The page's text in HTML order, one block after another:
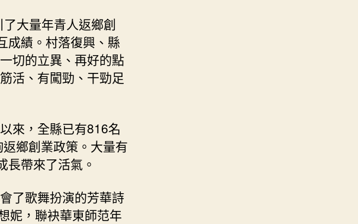
大量年青人返鄉創
成績。村落復興、縣
切的立異、再好的點
活、有闖勁、干勁足
來，全縣已有816名
鄉創業政策。大量有
長帶來了活氣。
了歌舞扮演的芳華詩
妮，聯袂華東師范年